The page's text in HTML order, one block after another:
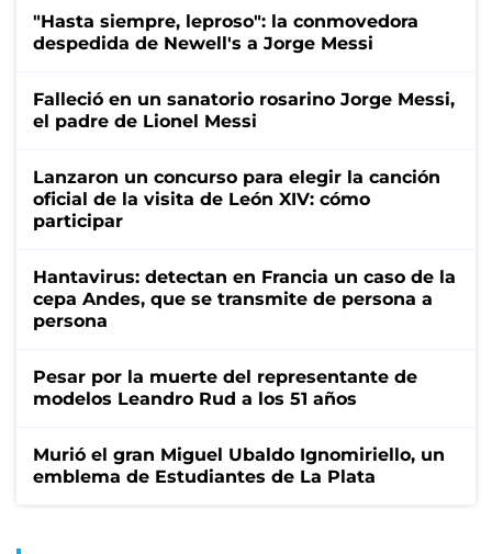
"Hasta siempre, leproso": la conmovedora
despedida de Newell's a Jorge Messi
Falleció en un sanatorio rosarino Jorge Messi,
el padre de Lionel Messi
Lanzaron un concurso para elegir la canción
oficial de la visita de León XIV: cómo
participar
Hantavirus: detectan en Francia un caso de la
cepa Andes, que se transmite de persona a
persona
Pesar por la muerte del representante de
modelos Leandro Rud a los 51 años
Murió el gran Miguel Ubaldo Ignomiriello, un
emblema de Estudiantes de La Plata